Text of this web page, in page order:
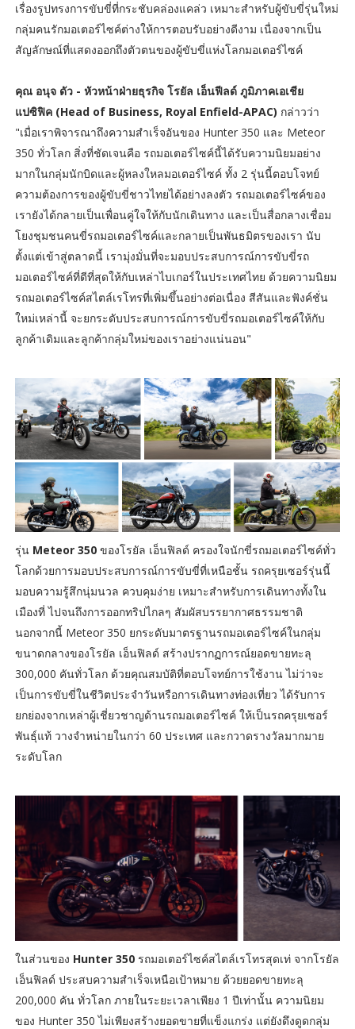
เรื่องรูปทรงการขับขี่ที่กระชับคล่องแคล่ว เหมาะสำหรับผู้ขับขี่รุ่นใหม่
กลุ่มคนรักมอเตอร์ไซค์ต่างให้การตอบรับอย่างดีงาม เนื่องจากเป็น
สัญลักษณ์ที่แสดงออกถึงตัวตนของผู้ขับขี่แห่งโลกมอเตอร์ไซค์
คุณ อนุจ ดัว - หัวหน้าฝ่ายธุรกิจ โรยัล เอ็นฟีลด์ ภูมิภาคเอเชีย
แปซิฟิค (Head of Business, Royal Enfield-APAC) กล่าวว่า
"เมื่อเราพิจารณาถึงความสำเร็จอันของ Hunter 350 และ Meteor
350 ทั่วโลก สิ่งที่ชัดเจนคือ รถมอเตอร์ไซค์นี้ได้รับความนิยมอย่าง
มากในกลุ่มนักบิดและผู้หลงใหลมอเตอร์ไซค์ ทั้ง 2 รุ่นนี้ตอบโจทย์
ความต้องการของผู้ขับขี่ชาวไทยได้อย่างลงตัว รถมอเตอร์ไซค์ของ
เรายังได้กลายเป็นเพื่อนคู่ใจให้กับนักเดินทาง และเป็นสื่อกลางเชื่อม
โยงชุมชนคนขี่รถมอเตอร์ไซค์และกลายเป็นพันธมิตรของเรา นับ
ตั้งแต่เข้าสู่ตลาดนี้ เรามุ่งมั่นที่จะมอบประสบการณ์การขับขี่รถ
มอเตอร์ไซค์ที่ดีที่สุดให้กับเหล่าไบเกอร์ในประเทศไทย ด้วยความนิยม
รถมอเตอร์ไซค์สไตล์เรโทรที่เพิ่มขึ้นอย่างต่อเนื่อง สีสันและฟังค์ชั่น
ใหม่เหล่านี้ จะยกระดับประสบการณ์การขับขี่รถมอเตอร์ไซค์ให้กับ
ลูกค้าเดิมและลูกค้ากลุ่มใหม่ของเราอย่างแน่นอน"
รุ่น Meteor 350 ของโรยัล เอ็นฟิลด์ ครองใจนักขี่รถมอเตอร์ไซค์ทั่ว
โลกด้วยการมอบประสบการณ์การขับขี่ที่เหนือชั้น รถครุยเซอร์รุ่นนี้
มอบความรู้สึกนุ่มนวล ควบคุมง่าย เหมาะสำหรับการเดินทางทั้งใน
เมืองที่ ไปจนถึงการออกทริปไกลๆ สัมผัสบรรยากาศธรรมชาติ
นอกจากนี้ Meteor 350 ยกระดับมาตรฐานรถมอเตอร์ไซค์ในกลุ่ม
ขนาดกลางของโรยัล เอ็นฟิลด์ สร้างปรากฏการณ์ยอดขายทะลุ
300,000 คันทั่วโลก ด้วยคุณสมบัติที่ตอบโจทย์การใช้งาน ไม่ว่าจะ
เป็นการขับขี่ในชีวิตประจำวันหรือการเดินทางท่องเที่ยว ได้รับการ
ยกย่องจากเหล่าผู้เชี่ยวชาญด้านรถมอเตอร์ไซค์ ให้เป็นรถครุยเซอร์
พันธุ์แท้ วางจำหน่ายในกว่า 60 ประเทศ และกวาดรางวัลมากมาย
ระดับโลก
ในส่วนของ Hunter 350 รถมอเตอร์ไซค์สไตล์เรโทรสุดเท่ จากโรยัล
เอ็นฟิลด์ ประสบความสำเร็จเหนือเป้าหมาย ด้วยยอดขายทะลุ
200,000 คัน ทั่วโลก ภายในระยะเวลาเพียง 1 ปีเท่านั้น ความนิยม
ของ Hunter 350 ไม่เพียงสร้างยอดขายที่แข็งแกร่ง แต่ยังดึงดูดกลุ่ม